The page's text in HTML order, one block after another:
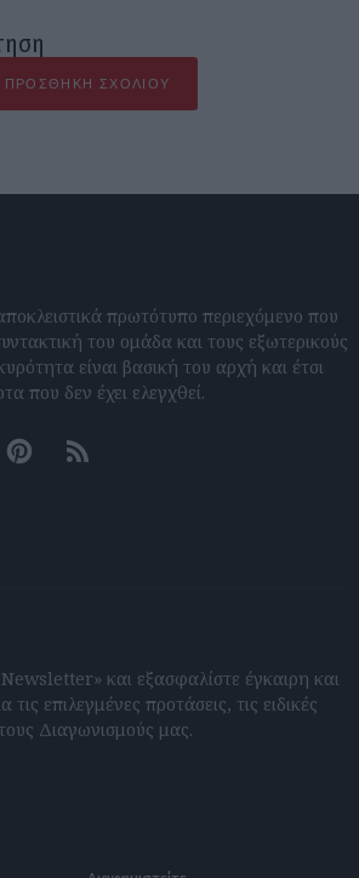
ΠΡΟΣΘΉΚΗ ΣΧΟΛΊΟΥ
πρωτότυπο περιεχόμενο που
του ομάδα και τους εξωτερικούς
είναι βασική του αρχή και έτσι
που δεν έχει ελεγχθεί.
PinterestRSS feeds
και εξασφαλίστε έγκαιρη και
επιλεγμένες προτάσεις, τις ειδικές
Διαγωνισμούς μας.